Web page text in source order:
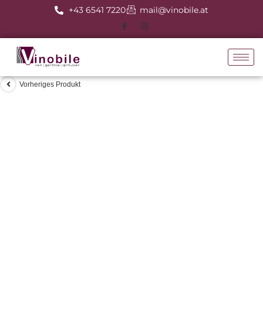
+43 6541 7220 mail@vinobile.at
Vorheriges Produkt